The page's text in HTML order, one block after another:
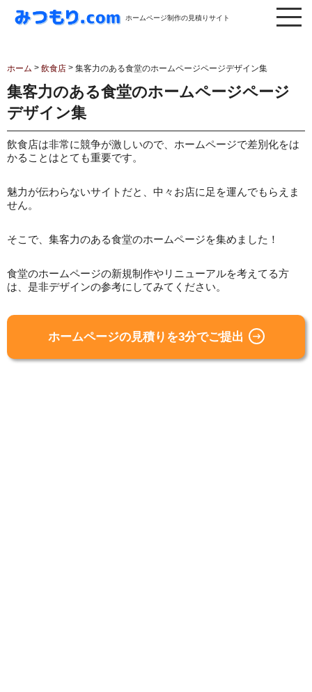
ホームページ制作の見積りサイト
ホーム > 飲食店 > 集客力のある食堂のホームページページデザイン集
集客力のある食堂のホームページページ
デザイン集
飲食店は非常に競争が激しいので、ホームページで差別化をは
かることはとても重要です。
魅力が伝わらないサイトだと、中々お店に足を運んでもらえま
せん。
そこで、集客力のある食堂のホームページを集めました！
食堂のホームページの新規制作やリニューアルを考えてる方
は、是非デザインの参考にしてみてください。
ホームページの見積りを3分でご提出